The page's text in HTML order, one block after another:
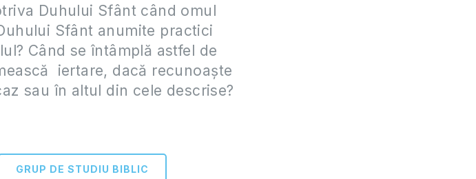
Duhului Sfânt când omul
Sfânt anumite practici
Când se întâmplă astfel de
iertare, dacă recunoaște
sau în altul din cele descrise?
GRUP DE STUDIU BIBLIC